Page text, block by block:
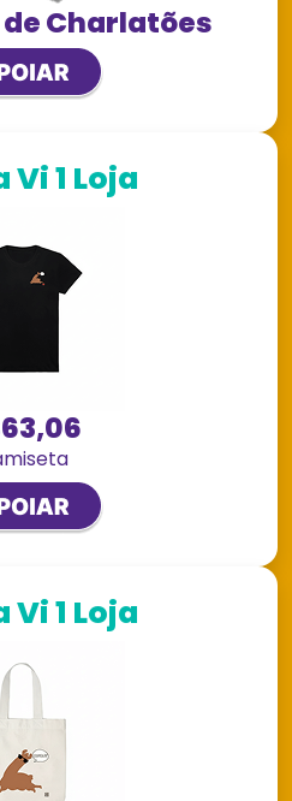
Charlatões
Vi 1 Loja
Vi 1 Loja